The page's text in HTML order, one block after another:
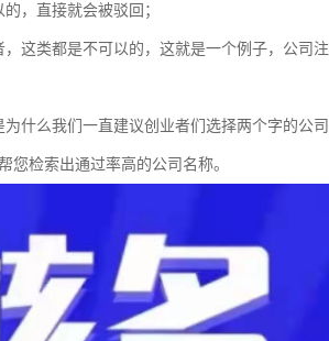
，直接就会被驳回；
这类都是不可以的，这就是一个例子，公司注
什么我们一直建议创业者们选择两个字的公司
检索出通过率高的公司名称。